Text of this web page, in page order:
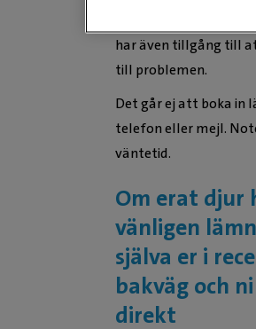
har även tillgång till
till problemen.
Det går ej att boka in
telefon eller mejl.
väntetid.
Om erat djur
vänligen
själva er i
bakväg och
direkt